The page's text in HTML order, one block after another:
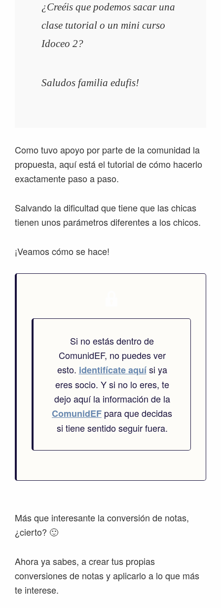
¿Creéis que podemos sacar una
clase tutorial o un mini curso
Idoceo 2?
Saludos familia edufis!
Como tuvo apoyo por parte de la comunidad la
propuesta, aquí está el tutorial de cómo hacerlo
exactamente paso a paso.
Salvando la dificultad que tiene que las chicas
tienen unos parámetros diferentes a los chicos.
¡Veamos cómo se hace!
Si no estás dentro de
ComunidEF, no puedes ver
esto. identifícate aquísi ya
eres socio. Y si no lo eres, te
dejo aquí la información de la
ComunidEF para que decidas
si tiene sentido seguir fuera.
Más que interesante la conversión de notas,
¿cierto? 🙂
Ahora ya sabes, a crear tus propias
conversiones de notas y aplicarlo a lo que más
te interese.